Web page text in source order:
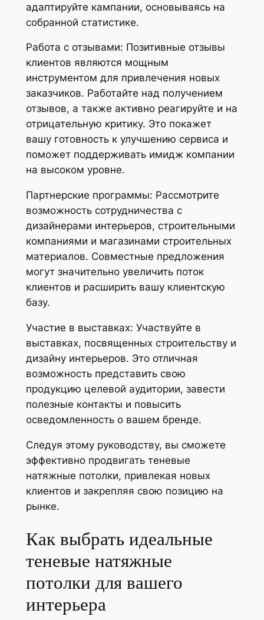
адаптируйте кампании, основываясь на
собранной статистике.
Работа с отзывами: Позитивные отзывы
клиентов являются мощным
инструментом для привлечения новых
заказчиков. Работайте над получением
отзывов, а также активно реагируйте и на
отрицательную критику. Это покажет
вашу готовность к улучшению сервиса и
поможет поддерживать имидж компании
на высоком уровне.
Партнерские программы: Рассмотрите
возможность сотрудничества с
дизайнерами интерьеров, строительными
компаниями и магазинами строительных
материалов. Совместные предложения
могут значительно увеличить поток
клиентов и расширить вашу клиентскую
базу.
Участие в выставках: Участвуйте в
выставках, посвященных строительству и
дизайну интерьеров. Это отличная
возможность представить свою
продукцию целевой аудитории, завести
полезные контакты и повысить
осведомленность о вашем бренде.
Следуя этому руководству, вы сможете
эффективно продвигать теневые
натяжные потолки, привлекая новых
клиентов и закрепляя свою позицию на
рынке.
Как выбрать идеальные
теневые натяжные
потолки для вашего
интерьера